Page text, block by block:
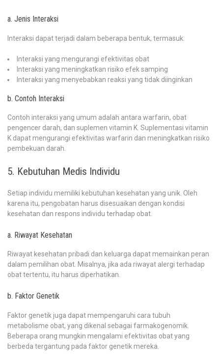
a. Jenis Interaksi
Interaksi dapat terjadi dalam beberapa bentuk, termasuk:
Interaksi yang mengurangi efektivitas obat
Interaksi yang meningkatkan risiko efek samping
Interaksi yang menyebabkan reaksi yang tidak diinginkan
b. Contoh Interaksi
Contoh interaksi yang umum adalah antara warfarin, obat
pengencer darah, dan suplemen vitamin K. Suplementasi vitamin
K dapat mengurangi efektivitas warfarin dan meningkatkan risiko
pembekuan darah.
5. Kebutuhan Medis Individu
Setiap individu memiliki kebutuhan kesehatan yang unik. Oleh
karena itu, pengobatan harus disesuaikan dengan kondisi
kesehatan dan respons individu terhadap obat.
a. Riwayat Kesehatan
Riwayat kesehatan pribadi dan keluarga dapat memainkan peran
dalam pemilihan obat. Misalnya, jika ada riwayat alergi terhadap
obat tertentu, itu harus diperhatikan.
b. Faktor Genetik
Faktor genetik juga dapat mempengaruhi cara tubuh
metabolisme obat, yang dikenal sebagai farmakogenomik.
Beberapa orang mungkin mengalami efektivitas obat yang
berbeda tergantung pada faktor genetik mereka.